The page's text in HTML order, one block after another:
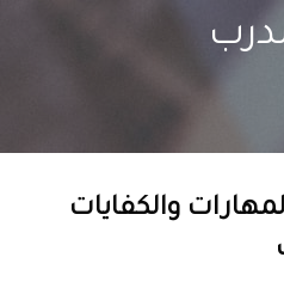
والكفايات